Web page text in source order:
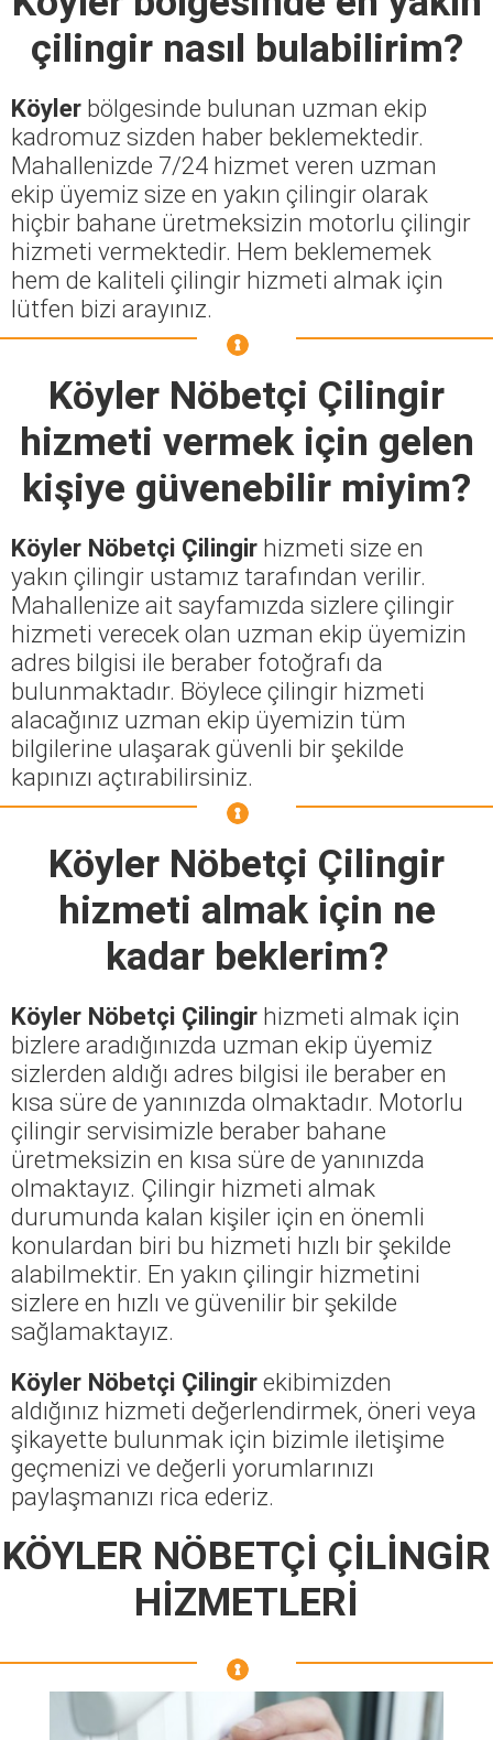
çilingir nasıl bulabilirim?
Köyler bölgesinde bulunan uzman ekip
kadromuz sizden haber beklemektedir.
Mahallenizde 7/24 hizmet veren uzman
ekip üyemiz size en yakın çilingir olarak
hiçbir bahane üretmeksizin motorlu çilingir
hizmeti vermektedir. Hem beklememek
hem de kaliteli çilingir hizmeti almak için
lütfen bizi arayınız.
Köyler Nöbetçi Çilingir
hizmeti vermek için gelen
kişiye güvenebilir miyim?
Köyler Nöbetçi Çilingir hizmeti size en
yakın çilingir ustamız tarafından verilir.
Mahallenize ait sayfamızda sizlere çilingir
hizmeti verecek olan uzman ekip üyemizin
adres bilgisi ile beraber fotoğrafı da
bulunmaktadır. Böylece çilingir hizmeti
alacağınız uzman ekip üyemizin tüm
bilgilerine ulaşarak güvenli bir şekilde
kapınızı açtırabilirsiniz.
Köyler Nöbetçi Çilingir
hizmeti almak için ne
kadar beklerim?
Köyler Nöbetçi Çilingir hizmeti almak için
bizlere aradığınızda uzman ekip üyemiz
sizlerden aldığı adres bilgisi ile beraber en
kısa süre de yanınızda olmaktadır. Motorlu
çilingir servisimizle beraber bahane
üretmeksizin en kısa süre de yanınızda
olmaktayız. Çilingir hizmeti almak
durumunda kalan kişiler için en önemli
konulardan biri bu hizmeti hızlı bir şekilde
alabilmektir. En yakın çilingir hizmetini
sizlere en hızlı ve güvenilir bir şekilde
sağlamaktayız.
Köyler Nöbetçi Çilingirekibimizden
aldığınız hizmeti değerlendirmek, öneri veya
şikayette bulunmak için bizimle iletişime
geçmenizi ve değerli yorumlarınızı
paylaşmanızı rica ederiz.
KÖYLER NÖBETÇİ ÇİLİNGİR
HİZMETLERİ